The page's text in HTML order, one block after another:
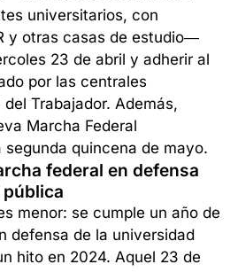
universitarios, con
y otras casas de estudio—
23 de abril y adherir al
por las centrales
Trabajador. Además,
Marcha Federal
quincena de mayo.
federal en defensa
menor: se cumple un año de
defensa de la universidad
hito en 2024. Aquel 23 de